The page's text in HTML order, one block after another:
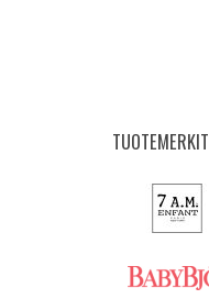
TUOTEMERKIT